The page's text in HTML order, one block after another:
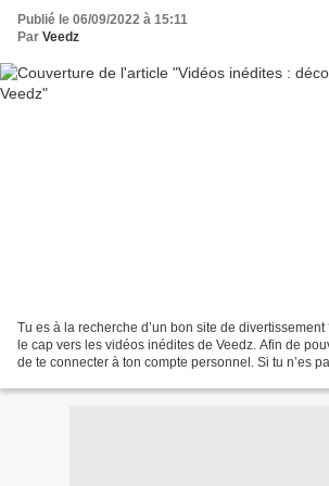
Publié le 06/09/2022 à 15:11
Par Veedz
Tu es à la recherche d’un bon site de
le cap vers les vidéos inédites de Veedz. Afin de
de te connecter à ton compte personnel. Si tu n’es